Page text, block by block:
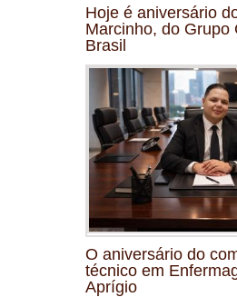
Hoje é aniversário
Marcinho, do Grupo
Brasil
O aniversário do
técnico em
Aprígio